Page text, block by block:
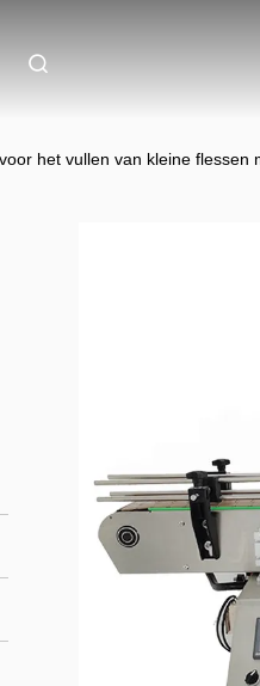
het vullen van kleine flessen